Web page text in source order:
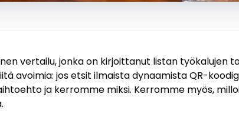
vertailu, jonka on kirjoittanut listan työkalujen
avoimia: jos etsit ilmaista dynaamista QR-
ja kerromme miksi. Kerromme myös,